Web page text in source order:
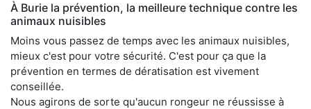
À Burie la prévention, la meilleure technique contre les
animaux nuisibles
Moins vous passez de temps avec les animaux nuisibles,
mieux c'est pour votre sécurité. C'est pour ça que la
prévention en termes de dératisation est vivement
conseillée.
Nous agirons de sorte qu'aucun rongeur ne réussisse à